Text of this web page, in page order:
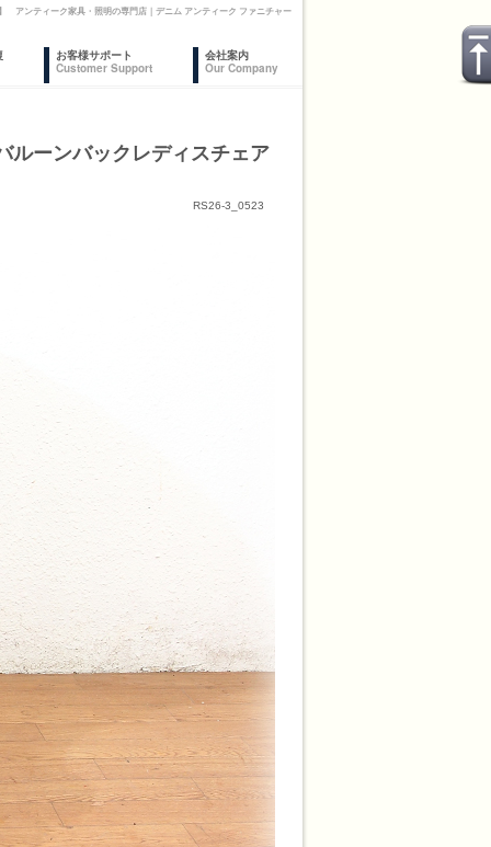
アンティーク家具・照明の専門店｜デニム アンティーク ファニチャー
お客様サポート
Customer Support
会社案内
Our Company
ーンバックレディスチェア
RS26-3_0523